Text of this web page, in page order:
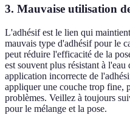
3. Mauvaise utilisation
L'adhésif est le lien qui
mauvais type d'adhésif pour le
peut réduire l'efficacité de la
est souvent plus résistant à
application incorrecte de
appliquer une couche trop fine,
problèmes. Veillez à toujours
pour le mélange et la pose.